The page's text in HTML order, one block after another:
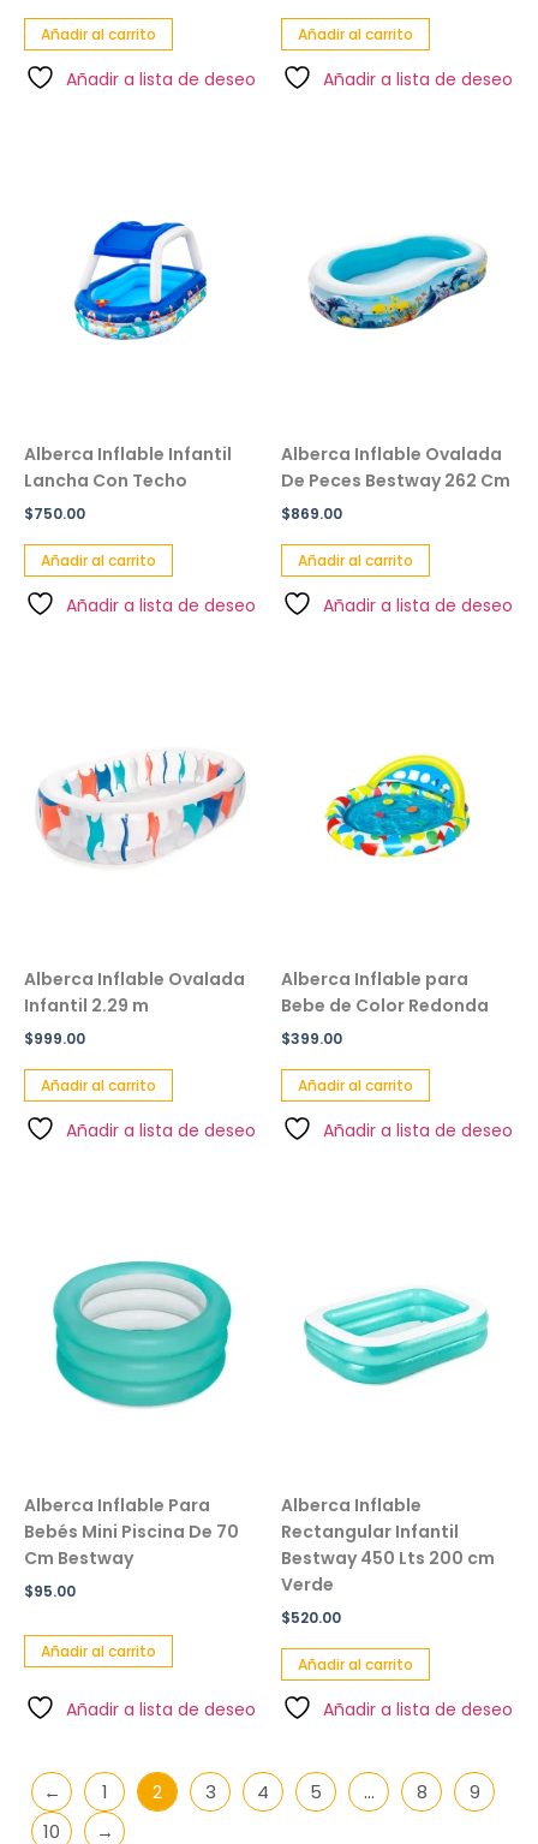
Añadir al carrito
Añadir a lista de deseo
Añadir al carrito
Añadir a lista de deseo
Alberca Inflable Infantil
Lancha Con Techo
$750.00
Añadir al carrito
Añadir a lista de deseo
Alberca Inflable Ovalada
De Peces Bestway 262 Cm
$869.00
Añadir al carrito
Añadir a lista de deseo
Alberca Inflable Ovalada
Infantil 2.29 m
$999.00
Añadir al carrito
Añadir a lista de deseo
Alberca Inflable para
Bebe de Color Redonda
$399.00
Añadir al carrito
Añadir a lista de deseo
Alberca Inflable Para
Bebés Mini Piscina De 70
Cm Bestway
$95.00
Añadir al carrito
Añadir a lista de deseo
Alberca Inflable
Rectangular Infantil
Bestway 450 Lts 200 cm
Verde
$520.00
Añadir al carrito
Añadir a lista de deseo
← 1 2 3 4 5 … 8
9
10
→